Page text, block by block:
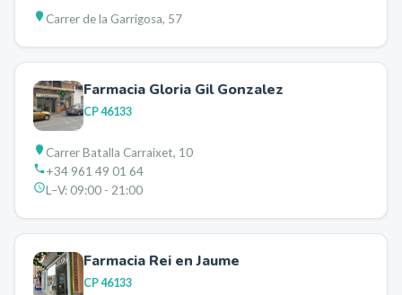
Carrer de la Garrigosa, 57
Farmacia Gloria Gil Gonzalez
CP46133
Carrer Batalla Carraixet, 10
+34 961 49 01 64
L–V:09:00 - 21:00
Farmacia Rei en Jaume
CP46133